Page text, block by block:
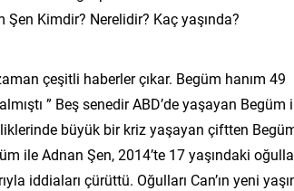
Kimdir? Nerelidir? Kaç yaşında?
çeşitli haberler çıkar. Begüm hanım 49
” Beş senedir ABD’de yaşayan Begüm
büyük bir kriz yaşayan çiftten
ile Adnan Şen, 2014’te 17 yaşındaki
iddiaları çürüttü. Oğulları Can’ın yeni